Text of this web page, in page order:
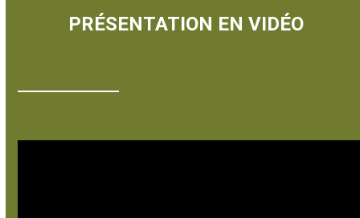
PRÉSENTATION EN VIDÉO